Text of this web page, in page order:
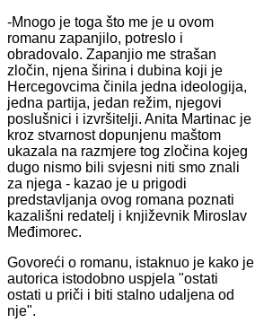
-Mnogo je toga što me je u ovom
romanu zapanjilo, potreslo i
obradovalo. Zapanjio me strašan
zločin, njena širina i dubina koji je
Hercegovcima činila jedna ideologija,
jedna partija, jedan režim, njegovi
poslušnici i izvršitelji. Anita Martinac je
kroz stvarnost dopunjenu maštom
ukazala na razmjere tog zločina kojeg
dugo nismo bili svjesni niti smo znali
za njega - kazao je u prigodi
predstavljanja ovog romana poznati
kazališni redatelj i književnik Miroslav
Međimorec.
Govoreći o romanu, istaknuo je kako je
autorica istodobno uspjela "ostati
ostati u priči i biti stalno udaljena od
nje".